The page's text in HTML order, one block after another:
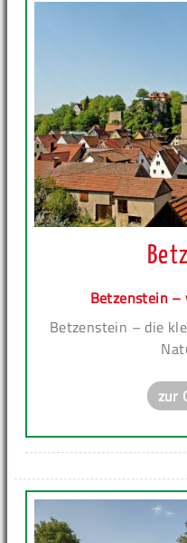
Betzenstein
Betzenstein – die
zur